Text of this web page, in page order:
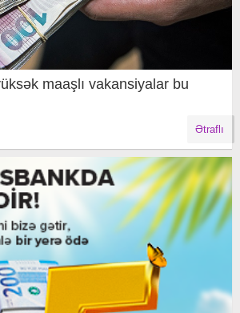
maaşlı vakansiyalar bu
Ətraflı